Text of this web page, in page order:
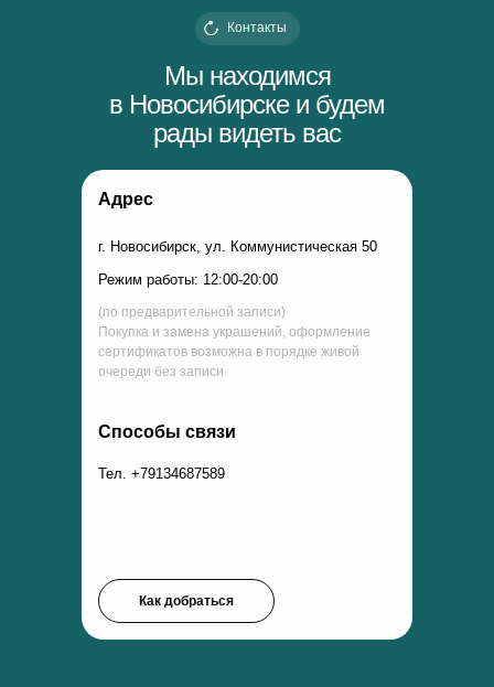
Мы находимся
в Новосибирске и будем
рады видеть вас
Контакты
Адрес
Способы связи
г. Новосибирск, ул. Коммунистическая 50
Тел. +79134687589
Режим работы: 12:00-20:00
(по предварительной записи)
Покупка и замена украшений, оформление
сертификатов возможна в порядке живой
очереди без записи
Как добраться